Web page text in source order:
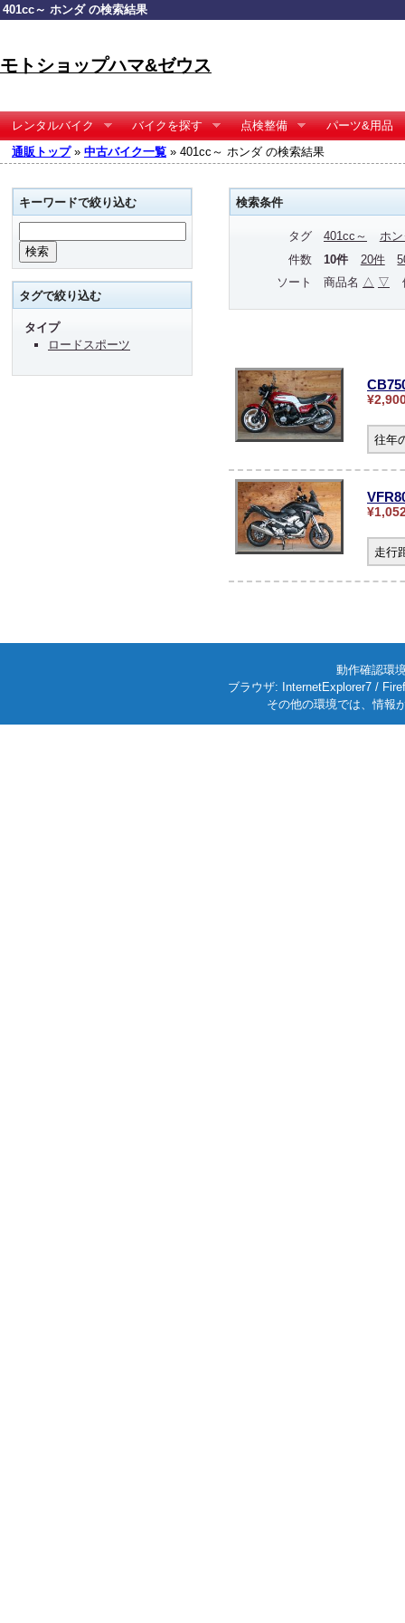
401cc～ ホンダ の検索結果
モトショップハマ&ゼウス
レンタルバイク バイクを探す 点検整備
パーツ&用品
通販トップ» 中古バイク一覧 » 401cc～ ホンダ の検索結果
検索条件
タグ 401cc～
ホ
件数
10件 20件
ソート
商品名 △ ▽
往年
走行
キーワードで絞り込む
タグで絞り込む
タイプ
ロードスポーツ
動作確認環
ブラウザ: InternetExplorer7 /
その他の環境では、情報